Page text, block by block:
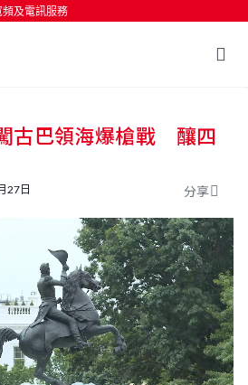
頻及電訊服務
按輸入鍵開始搜尋
古巴領海爆槍戰 釀四
27日 分享